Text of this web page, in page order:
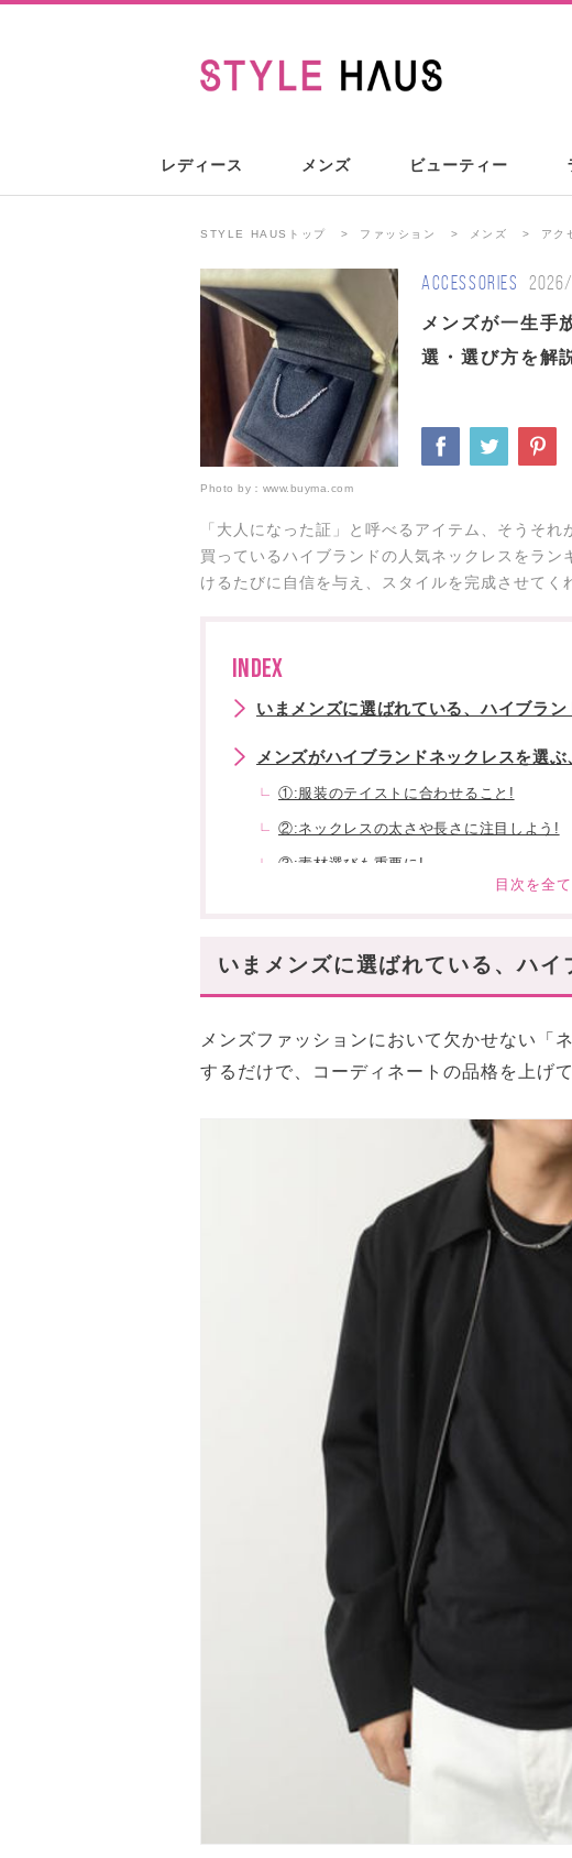
レディース メンズ ビューティー
STYLE HAUSトップ ファッション メンズ アク
ACCESSORIES
メンズが一生手
選・選び方を解
Photo by： www.buyma.com
「大人になった証」と呼べるアイテム、そうそ
買っているハイブランドの人気ネックレスをラ
けるたびに自信を与え、スタイルを完成させてく
INDEX
いまメンズに選ばれている、ハイブラ
メンズがハイブランドネックレスを選
①:服装のテイストに合わせること!
②:ネックレスの太さや長さに注目しよう!
③:素材選びも重要に!
【2026年】メンズに人気の「ハイブラネ
メンズ向け「ハイブランドネックレス」
CHROME HEARTS(クロムハーツ)
HERMES(エルメス)
CELINE (セリーヌ)
Happy Jewelers(ハッピージュエラーズ)
PRADA(プラダ)
Bvlgari(ブルガリ)
Cartier(カルティエ)
CHANEL(シャネル)
BOUCHERON(ブシュロン)
Van Cleef & Arpels
上品な品格とステータス感を持つ、ハイ
いまメンズに選ばれている、ハ
メンズファッションにおいて欠かせない「
するだけで、コーディネートの品格を上げ